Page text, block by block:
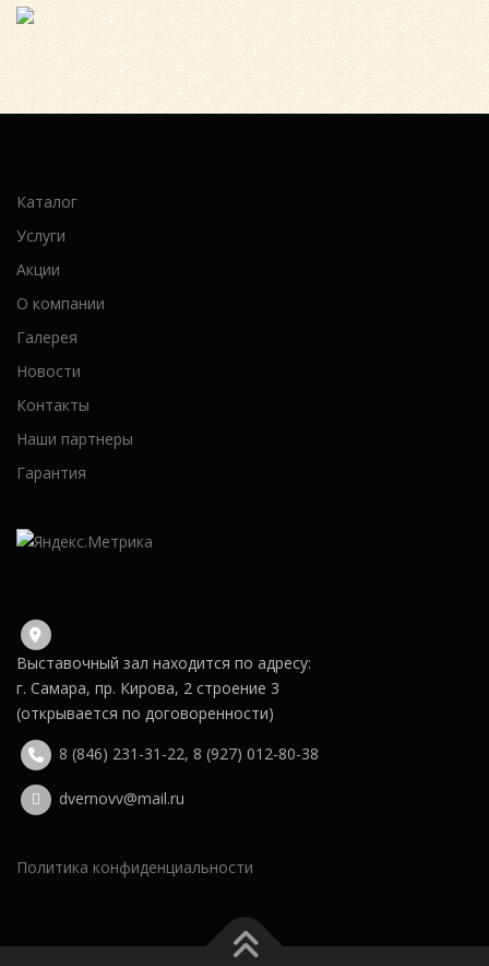
Каталог
Услуги
Акции
О компании
Галерея
Новости
Контакты
Наши партнеры
Гарантия
Выставочный зал находится по адресу:
г. Самара, пр. Кирова, 2 строение 3
(открывается по договоренности)
8 (846) 231-31-22, 8 (927) 012-80-38
dvernovv@mail.ru
Политика конфиденциальности